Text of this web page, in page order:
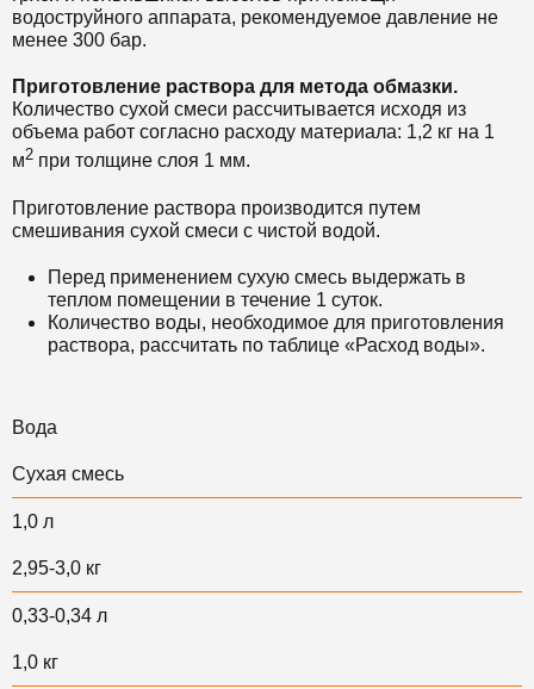
водоструйного аппарата, рекомендуемое давление не
менее 300 бар.
Приготовление раствора для метода обмазки.
Количество сухой смеси рассчитывается исходя из
объема работ согласно расходу материала: 1,2 кг на 1
м2 при толщине слоя 1 мм.
Приготовление раствора производится путем
смешивания сухой смеси с чистой водой.
Перед применением сухую смесь выдержать в
теплом помещении в течение 1 суток.
Количество воды, необходимое для приготовления
раствора, рассчитать по таблице «Расход воды».
Вода
Сухая смесь
1,0 л
2,95-3,0 кг
0,33-0,34 л
1,0 кг